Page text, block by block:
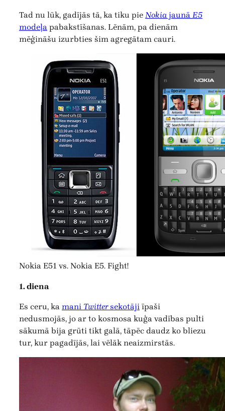
Tad nu lūk, gadījās tā, ka tiku pie Nokia jaunā E5
modeļa pabakstīšanas. Lēnām, pa dienām
mēģināšu izurbties šim agregātam cauri.
Nokia E51 vs. Nokia E5. Fight!
1. diena
Es ceru, ka mani Twittersekotāji īpaši
nedusmojās, jo ar to kosmosa kuģa vadības pulti
sākumā bija grūti tikt galā, tāpēc daudz ko bliezu
tur, kur pagadījās, lai vēlāk neaizmirstās.